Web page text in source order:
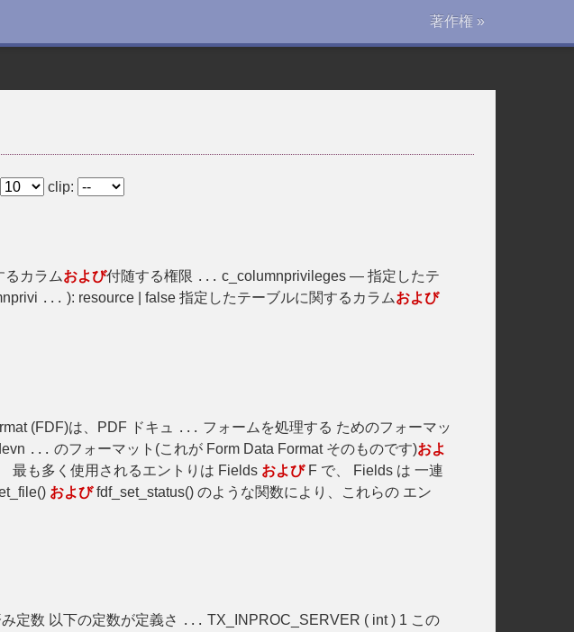
著作権 »
clip:
るカラムおよび付随する権限 ... c_columnprivileges — 指定したテ
... ): resource | false 指定したテーブルに関するカラムおよび
(FDF)は、PDF ドキュ
... フォームを処理する ためのフォーマッ
... のフォーマット(これが Form Data Format そのものです)およ
最も多く使用されるエントりは Fields およびF で、 Fields は 一連
およびfdf_set_status() のような関数により、これらの エン
定数 以下の定数が定義さ ... TX_INPROC_SERVER ( int ) 1 この